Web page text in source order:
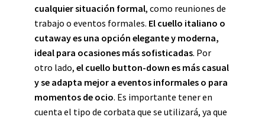
cualquier situación formal, como reuniones de
trabajo o eventos formales. El cuello italiano o
cutaway es una opción elegante y moderna,
ideal para ocasiones más sofisticadas. Por
otro lado, el cuello button-down es más casual
y se adapta mejor a eventos informales o para
momentos de ocio. Es importante tener en
cuenta el tipo de corbata que se utilizará, ya que